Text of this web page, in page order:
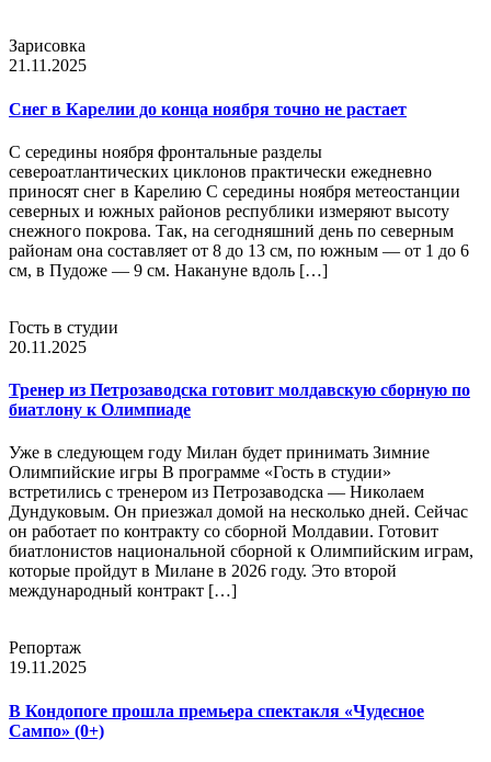
Зарисовка
21.11.2025
Снег в Карелии до конца ноября точно не растает
С середины ноября фронтальные разделы
североатлантических циклонов практически ежедневно
приносят снег в Карелию С середины ноября метеостанции
северных и южных районов республики измеряют высоту
снежного покрова. Так, на сегодняшний день по северным
районам она составляет от 8 до 13 см, по южным — от 1 до 6
см, в Пудоже — 9 см. Накануне вдоль […]
Гость в студии
20.11.2025
Тренер из Петрозаводска готовит молдавскую сборную по
биатлону к Олимпиаде
Уже в следующем году Милан будет принимать Зимние
Олимпийские игры В программе «Гость в студии»
встретились с тренером из Петрозаводска — Николаем
Дундуковым. Он приезжал домой на несколько дней. Сейчас
он работает по контракту со сборной Молдавии. Готовит
биатлонистов национальной сборной к Олимпийским играм,
которые пройдут в Милане в 2026 году. Это второй
международный контракт […]
Репортаж
19.11.2025
В Кондопоге прошла премьера спектакля «Чудесное
Сампо» (0+)